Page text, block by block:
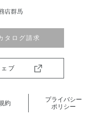
店群馬
タログ請求
ブ
約
プライバシー
ポリシー